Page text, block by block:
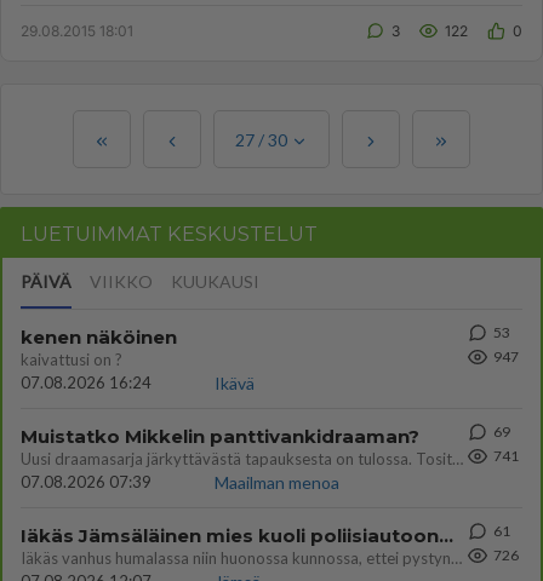
29.08.2015 18:01 3 122 0
27 /30
LUETUIMMAT KESKUSTELUT
PÄIVÄ VIIKKO KUUKAUSI
kenen näköinen
kaivattusi on ?
07.08.2026 16:24
Ikävä
53
947
Muistatko Mikkelin panttivankidraaman?
Uusi draamasarja järkyttävästä tapauksesta on tulossa. Tositapahtumiin perustuva sarja ammentaa vuoden 1986 Mikkelin pan
07.08.2026 07:39
Maailman menoa
69
741
Iäkäs Jämsäläinen mies kuoli poliisiautoon matkalla Jyväskylän putkaan
Iäkäs vanhus humalassa niin huonossa kunnossa, ettei pystynyt huolehtimaan itsestään niin ainoa apu sillä hetkellä oli
61
726